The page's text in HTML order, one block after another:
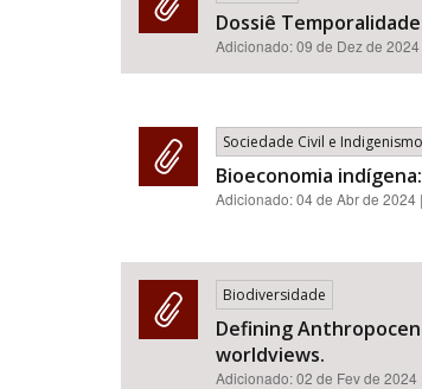
Dossiê
Adicionado:09 de Dez de 2024
Sociedade Civil e Indigenismo
Bioeconomia
Adicionado:04 de Abr de 2024
Biodiversidade
Defining
worldviews.
Adicionado:02 de Fev de 2024